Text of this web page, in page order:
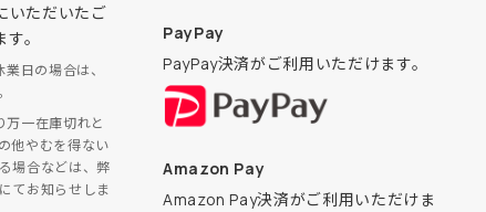
いただいたご
。
日の場合は、
一在庫切れと
他やむを得ない
場合などは、弊
てお知らせしま
PayPay
PayPay決済がご利用いただけます。
Amazon Pay
Amazon Pay決済がご利用いただけま